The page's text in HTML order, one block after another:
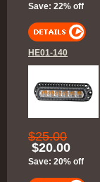
Save: 22% off
HE01-140
$25.00
$20.00
Save: 20% off